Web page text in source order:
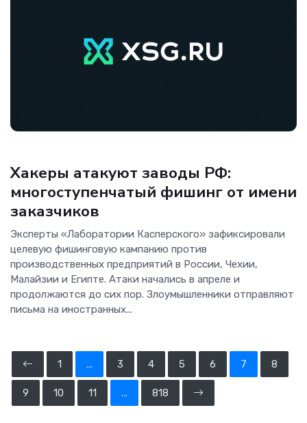
Хакеры атакуют заводы РФ:
многоступенчатый фишинг от имени
заказчиков
Эксперты «Лаборатории Касперского» зафиксировали
целевую фишинговую кампанию против
производственных предприятий в России, Чехии,
Малайзии и Египте. Атаки начались в апреле и
продолжаются до сих пор. Злоумышленники отправляют
письма на иностранных...
1 ... 3 4 5 6 7 8
9 10 11 ... 818